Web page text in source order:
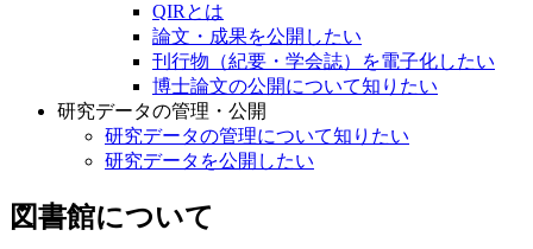
QIRとは
論文・成果を公開したい
刊行物（紀要・学会誌）を電子化したい
博士論文の公開について知りたい
研究データの管理・公開
研究データの管理について知りたい
研究データを公開したい
図書館について